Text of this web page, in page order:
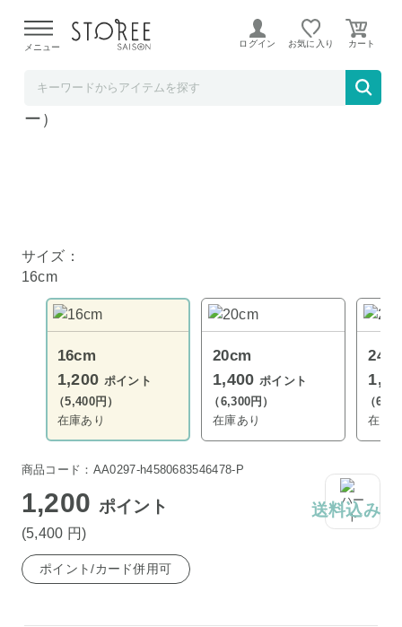
よる配送遅延が発生しております。
メニュー ログイン お気に入り
栗原はるみ 深型フライパン16cm（ネイビ
ー）
サイズ：
16cm
16cm
1,200 ポイント
（5,400円）
在庫あり
20cm
1,400 ポイント
（6,300円）
在庫あり
（
在庫
商品コード：AA0297-h4580683546478-P
1,200 ポイント
(5,400 円)
送料込み
ポイント/カード併用可